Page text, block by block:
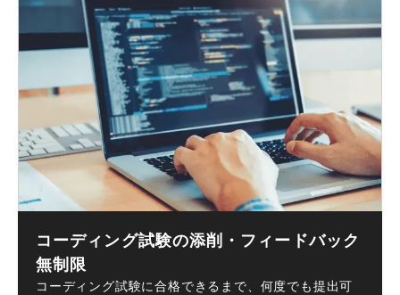
コーディング試験の添削・フィードバック
無制限
コーディング試験に合格できるまで、何度でも提出可